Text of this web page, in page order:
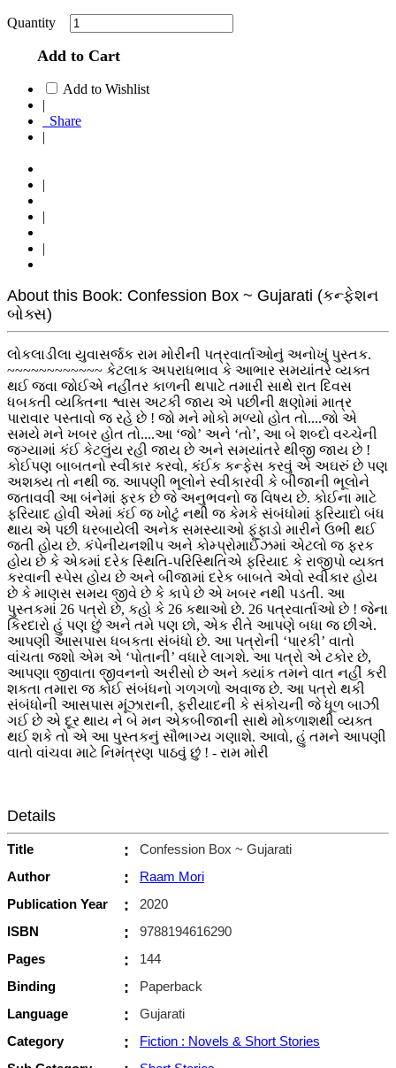
Quantity
Add to Cart
Add to Wishlist
|
Share
|
|
|
|
About this Book: Confession Box ~ Gujarati (કન્ફેશન
બોક્સ)
લોકલાડીલા યુવાસર્જક રામ મોરીની પત્રવાર્તાઓનું અનોખું પુસ્તક.
~~~~~~~~~~~~ કેટલાક અપરાધભાવ કે આભાર સમયાંતરે વ્યક્ત
થઈ જવા જોઈએ નહીંતર કાળની થપાટે તમારી સાથે રાત દિવસ
ધબકતી વ્યક્તિના શ્વાસ અટકી જાય એ પછીની ક્ષણોમાં માત્ર
પારાવાર પસ્તાવો જ રહે છે ! જો મને મોકો મળ્યો હોત તો....જો એ
સમયે મને ખબર હોત તો....આ ‘જો’ અને ‘તો’, આ બે શબ્દો વચ્ચેની
જગ્યામાં કંઈ કેટલુંય રહી જાય છે અને સમયાંતરે થીજી જાય છે !
કોઈપણ બાબતનો સ્વીકાર કરવો, કંઈક કન્ફેસ કરવું એ અઘરું છે પણ
અશક્ય તો નથી જ. આપણી ભૂલોને સ્વીકારવી કે બીજાની ભૂલોને
જતાવવી આ બંનેમાં ફરક છે જે અનુભવનો જ વિષય છે. કોઈના માટે
ફરિયાદ હોવી એમાં કંઈ જ ખોટું નથી જ કેમકે સંબંધોમાં ફરિયાદો બંધ
થાય એ પછી ધરબાયેલી અનેક સમસ્યાઓ ફૂંફાડો મારીને ઉભી થઈ
જતી હોય છે. કંપેનીયનશીપ અને કોમ્પ્રોમાઈઝમાં એટલો જ ફરક
હોય છે કે એકમાં દરેક સ્થિતિ-પરિસ્થિતિએ ફરિયાદ કે રાજીપો વ્યક્ત
કરવાની સ્પેસ હોય છે અને બીજામાં દરેક બાબતે એવો સ્વીકાર હોય
છે કે માણસ સમય જીવે છે કે કાપે છે એ ખબર નથી પડતી. આ
પુસ્તકમાં 26 પત્રો છે, કહો કે 26 કથાઓ છે. 26 પત્રવાર્તાઓ છે ! જેના
કિરદારો હું પણ છું અને તમે પણ છો, એક રીતે આપણે બધા જ છીએ.
આપણી આસપાસ ધબકતા સંબંધો છે. આ પત્રોની ‘પારકી’ વાતો
વાંચતા જશો એમ એ ‘પોતાની’ વધારે લાગશે. આ પત્રો એ ટકોર છે,
આપણા જીવાતા જીવનનો અરીસો છે અને ક્યાંક તમને વાત નહીં કરી
શકતા તમારા જ કોઈ સંબંધનો ગળગળો અવાજ છે. આ પત્રો થકી
સંબંધોની આસપાસ મૂંઝારાની, ફરીયાદની કે સંકોચની જે ધૂળ બાઝી
ગઈ છે એ દૂર થાય ને બે મન એકબીજાની સાથે મોકળાશથી વ્યક્ત
થઈ શકે તો એ આ પુસ્તકનું સૌભાગ્ય ગણાશે. આવો, હું તમને આપણી
વાતો વાંચવા માટે નિમંત્રણ પાઠવું છું ! - રામ મોરી
Details
Title :
Confession Box ~ Gujarati
Author
:
Raam Mori
Publication Year
:
2020
ISBN
:
9788194616290
Pages
:
144
Binding
:
Paperback
Language
:
Gujarati
Category
:
Fiction : Novels & Short Stories